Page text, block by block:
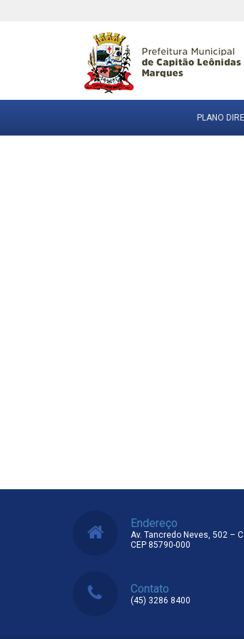
PLANO
Endereço
Av. Tancredo Neves, 502 –
CEP 85790-000
Contato
(45) 3286 8400